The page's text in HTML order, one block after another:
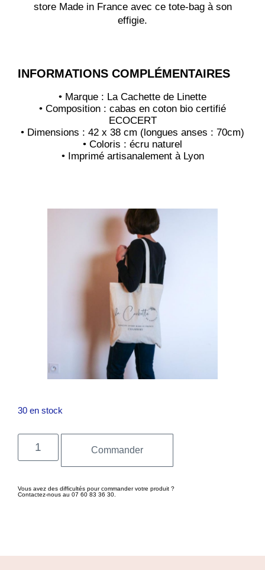
store Made in France avec ce tote-bag à son
effigie.
INFORMATIONS COMPLÉMENTAIRES
• Marque : La Cachette de Linette
• Composition : cabas en coton bio certifié
ECOCERT
• Dimensions : 42 x 38 cm (longues anses : 70cm)
• Coloris : écru naturel
• Imprimé artisanalement à Lyon
30 en stock
Commander
Vous avez des difficultés pour commander votre produit ?
Contactez-nous au 07 60 83 36 30.